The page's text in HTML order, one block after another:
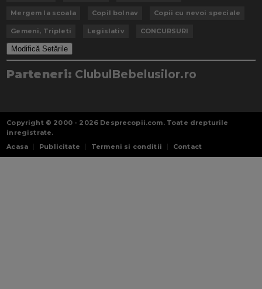
Mergem la scoala Copil bolnav Copii cu nevoi speciale
Gemeni, Tripleti Legislativ CONCURSURI
Modifică Setările
Parteneri: ClubulBebelusilor.ro
Copyright © 2000 - 2026 Desprecopii.com. Toate drepturile
inregistrate.
Acasa
Publicitate Termeni si conditii Contact